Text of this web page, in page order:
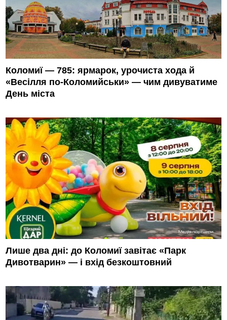
Коломиї — 785: ярмарок, урочиста хода й
«Весілля по-Коломийськи» — чим дивуватиме
День міста
Лише два дні: до Коломиї завітає «Парк
Дивотварин» — і вхід безкоштовний